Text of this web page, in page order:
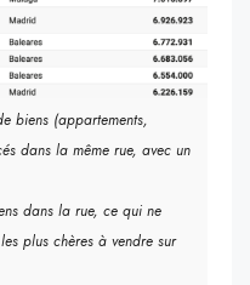
biens (appartements,
dans la même rue, avec un
dans la rue, ce qui ne
plus chères à vendre sur